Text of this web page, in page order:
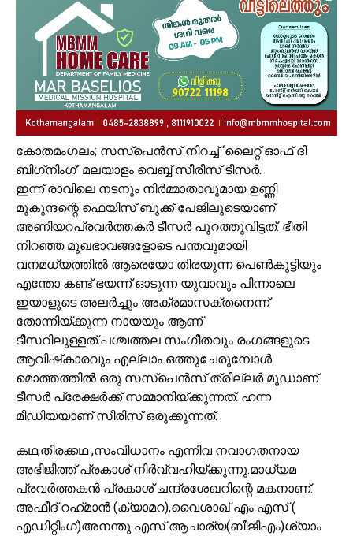
കോതമംഗലം; സസ്‌പെൻസ് നിറച്ച് ‘ലൈറ്റ് ഓഫ് ദി
ബിഗ്‌നിംഗ്’ മലയാളം വെബ്ബ് സീരീസ് ടീസർ.
ഇന്ന് രാവിലെ നടനും നിർമ്മാതാവുമായ ഉണ്ണി
മുകുന്ദന്റെ ഫെയിസ് ബുക്ക് പേജിലൂടെയാണ്
അണിയറപ്രവർത്തകർ ടീസർ പുറത്തുവിട്ടത്. ഭീതി
നിറഞ്ഞ മുഖഭാവങ്ങളോടെ പന്തവുമായി
വനമധ്യത്തിൽ ആരെയോ തിരയുന്ന പെൺകുട്ടിയും
എന്തോ കണ്ട് ഭയന്ന് ഓടുന്ന യുവാവും പിന്നാലെ
ഇയാളുടെ അലർച്ചും അക്രമാസക്തനെന്ന്
തോന്നിയ്ക്കുന്ന നായയും ആണ്
ടീസറിലുള്ളത്.പശ്ചത്തല സംഗീതവും രംഗങ്ങളുടെ
ആവിഷ്‌കാരവും എല്ലാം ഒത്തുചേരുമ്പോൾ
മൊത്തത്തിൽ ഒരു സസ്‌പെൻസ് ത്രില്ലർ മൂഡാണ്
ടീസർ പ്രേക്ഷർക്ക് സമ്മാനിയ്ക്കുന്നത്. ഹന്ന
മീഡിയയാണ് സീരിസ് ഒരുക്കുന്നത്.
കഥ,തിരക്കഥ ,സംവിധാനം എന്നിവ നവാഗതനായ
അഭിജിത്ത് പ്രകാശ് നിർവ്വഹിയ്ക്കുന്നു.മാധ്യമ
പ്രവർത്തകൻ പ്രകാശ് ചന്ദ്രശേഖറിന്റെ മകനാണ്.
അഫീദ് റഹ്‌മാൻ (ക്യാമറ),വൈശാഖ് എം എസ് (
എഡിറ്റിംഗ്)അനന്തു എസ് ആചാര്യ(ബീജിഎം)ശ്യാം